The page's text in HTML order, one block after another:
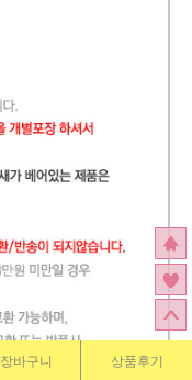
장바구니 상품후기